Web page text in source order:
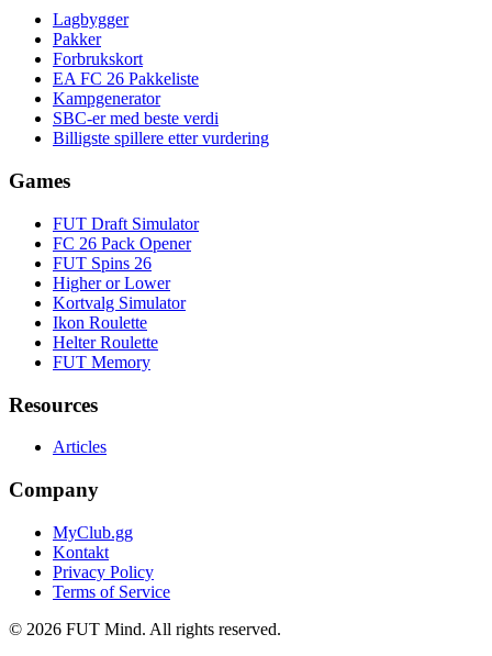
Lagbygger
Pakker
Forbrukskort
EA FC 26 Pakkeliste
Kampgenerator
SBC-er med beste verdi
Billigste spillere etter vurdering
Games
FUT Draft Simulator
FC 26 Pack Opener
FUT Spins 26
Higher or Lower
Kortvalg Simulator
Ikon Roulette
Helter Roulette
FUT Memory
Resources
Articles
Company
MyClub.gg
Kontakt
Privacy Policy
Terms of Service
© 2026 FUT Mind. All rights reserved.